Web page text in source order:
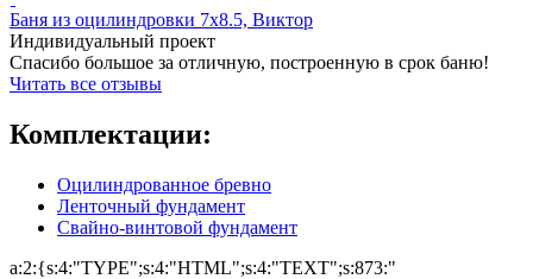
Баня из оцилиндровки 7x8.5, Виктор
Индивидуальный проект
Спасибо большое за отличную, построенную в срок баню!
Читать все отзывы
Комплектации:
Оцилиндрованное бревно
Ленточный фундамент
Свайно-винтовой фундамент
a:2:{s:4:"TYPE";s:4:"HTML";s:4:"TEXT";s:873:"